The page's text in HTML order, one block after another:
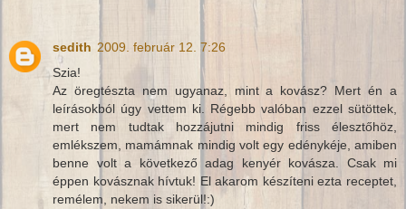
sedith 2009. február 12. 7:26
Szia!
Az öregtészta nem ugyanaz, mint a kovász? Mert én a
leírásokból úgy vettem ki. Régebb valóban ezzel sütöttek,
mert nem tudtak hozzájutni mindig friss élesztőhöz,
emlékszem, mamámnak mindig volt egy edénykéje, amiben
benne volt a következő adag kenyér kovásza. Csak mi
éppen kovásznak hívtuk! El akarom készíteni ezta receptet,
remélem, nekem is sikerül!:)